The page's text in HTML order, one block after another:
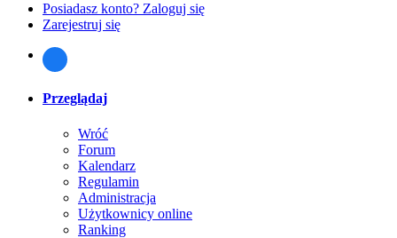
Posiadasz konto? Zaloguj się
Zarejestruj się
Przeglądaj
Wróć
Forum
Kalendarz
Regulamin
Administracja
Użytkownicy online
Ranking